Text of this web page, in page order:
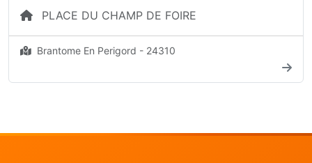
PLACE DU CHAMP DE FOIRE
Brantome En Perigord - 24310